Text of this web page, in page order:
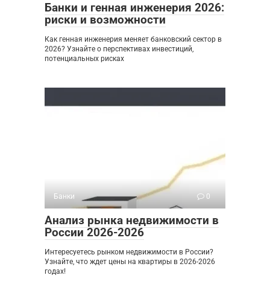
Банки и генная инженерия 2026:
риски и возможности
Как генная инженерия меняет банковский сектор в
2026? Узнайте о перспективах инвестиций,
потенциальных рисках
Банки 0
Анализ рынка недвижимости в
России 2026-2026
Интересуетесь рынком недвижимости в России?
Узнайте, что ждет цены на квартиры в 2026-2026
годах!